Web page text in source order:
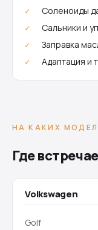
Соленоиды
Сальники и
Заправка
Адаптация и
НА КАКИХ
Где
Volkswagen
Golf